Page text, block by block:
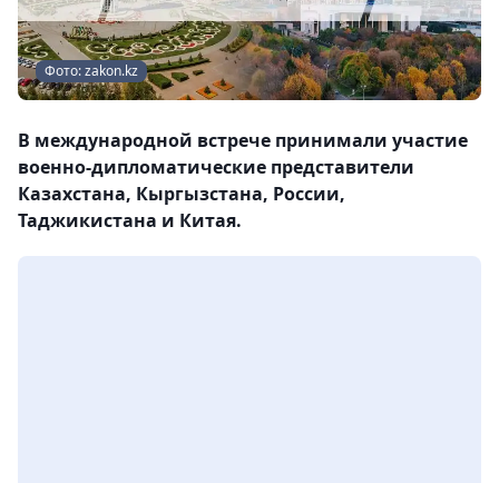
Фото: zakon.kz
В международной встрече принимали участие
военно-дипломатические представители
Казахстана, Кыргызстана, России,
Таджикистана и Китая.